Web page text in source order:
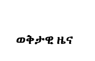
ወቅታዊ ዜና